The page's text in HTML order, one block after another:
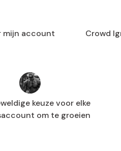
mijn account Crowd
keuze voor elke
om te groeien